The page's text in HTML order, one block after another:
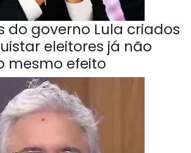
do governo Lula criados
eleitores já não
mesmo efeito